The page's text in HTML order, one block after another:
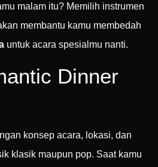
malam itu? Memilih instrumen
membantu kamu membedah
untuk acara spesialmu nanti.
Dinner
konsep acara, lokasi, dan
klasik maupun pop. Saat kamu